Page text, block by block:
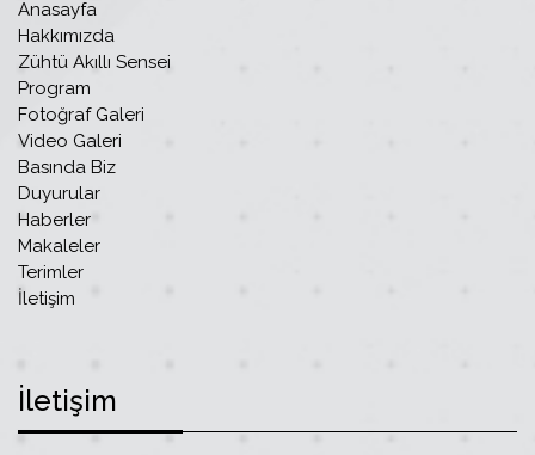
Anasayfa
Hakkımızda
Zühtü Akıllı Sensei
Program
Fotoğraf Galeri
Video Galeri
Basında Biz
Duyurular
Haberler
Makaleler
Terimler
İletişim
İletişim